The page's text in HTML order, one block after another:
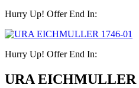
Hurry Up! Offer End In:
Hurry Up! Offer End In:
URA EICHMULLER